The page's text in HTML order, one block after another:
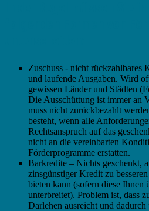
Zuschuss - nicht rückzahlbares
und laufende Ausgaben. Wird
gewissen Länder und Städten
Die Ausschüttung ist immer an
muss nicht zurückbezahlt
besteht, wenn alle
Rechtsanspruch auf das
nicht an die vereinbarten
Förderprogramme erstatten.
Barkredite – Nichts geschenkt,
zinsgünstiger Kredit zu
bieten kann (sofern diese Ihnen
unterbreitet). Problem ist, dass
Darlehen ausreicht und